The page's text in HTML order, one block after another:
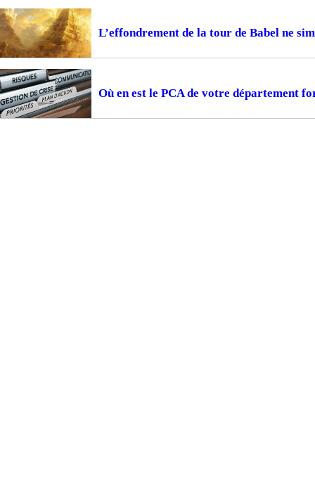
L’effondrement de la tour de Babel ne
Où en est le PCA de votre département